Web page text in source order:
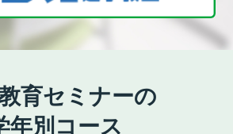
育セミナーの
年別コース